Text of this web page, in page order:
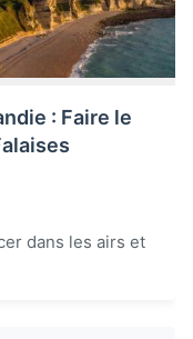
: Faire le
dans les airs et